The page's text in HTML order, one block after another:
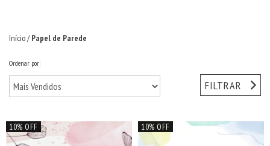
Início/ Papel de Parede
Ordenar por:
FILTRAR
10% OFF 10% OFF